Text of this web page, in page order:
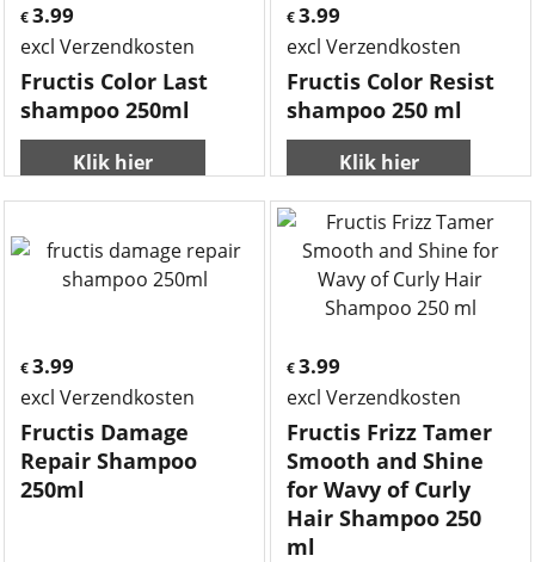
€ 3.99
excl Verzendkosten
Fructis Color Last
shampoo 250ml
Klik hier
€3.99
excl Verzendkosten
Fructis Color Resist
shampoo 250 ml
Klik hier
€ 3.99
excl Verzendkosten
Fructis Damage
Repair Shampoo
250ml
€3.99
excl Verzendkosten
Fructis Frizz Tamer
Smooth and Shine
for Wavy of Curly
Hair Shampoo 250
ml